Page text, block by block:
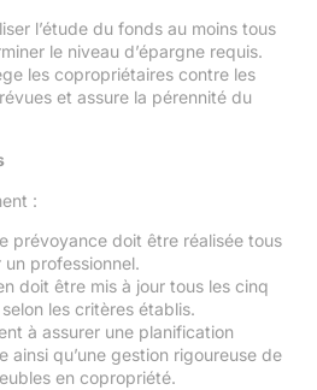
l’étude du fonds au moins tous
le niveau d’épargne requis.
les copropriétaires contre les
et assure la pérennité du
:
prévoyance doit être réalisée tous
professionnel.
doit être mis à jour tous les cinq
les critères établis.
à assurer une planification
ainsi qu’une gestion rigoureuse de
en copropriété.